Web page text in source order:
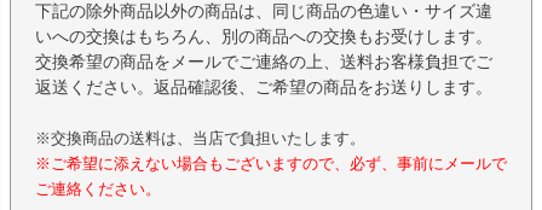
下記の除外商品以外の商品は、同じ商品の色違い・サイズ違
いへの交換はもちろん、別の商品への交換もお受けします。
交換希望の商品をメールでご連絡の上、送料お客様負担でご
返送ください。返品確認後、ご希望の商品をお送りします。
※交換商品の送料は、当店で負担いたします。
※ご希望に添えない場合もございますので、必ず、事前にメールで
ご連絡ください。